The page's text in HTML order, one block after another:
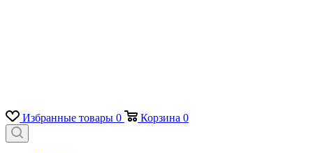
Избранные товары 0 Корзина 0